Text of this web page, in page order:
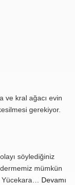
ve kral ağacı evin
gerekiyor.
söylediğiniz
mümkün
Yücekara… Devamı